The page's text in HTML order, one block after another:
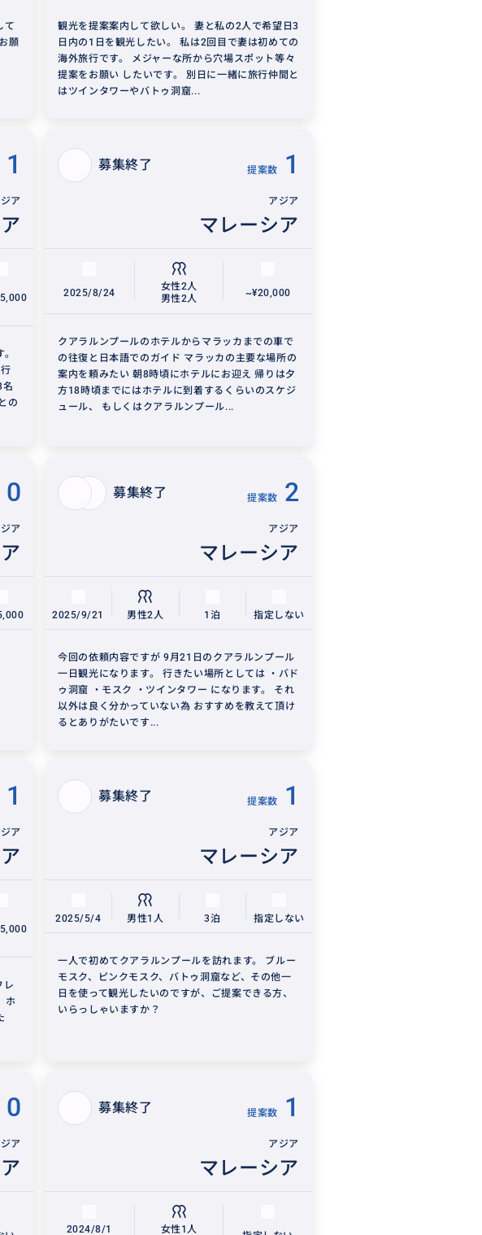
て
願
観光を提案案内して欲しい。 妻と私の2人で希望日3
日内の1日を観光したい。 私は2回目で妻は初めての
海外旅行です。 メジャーな所から穴場スポット等々
提案をお願い したいです。 別日に一緒に旅行仲間と
はツインタワーやバトゥ洞窟...
1
ア
名
の
募集終了 提案数 1
アジア
マレーシア
2025/8/24
女性2人
男性2人
~¥20,000
クアラルンプールのホテルからマラッカまでの車で
の往復と日本語でのガイド マラッカの主要な場所の
案内を頼みたい 朝8時頃にホテルにお迎え 帰りは夕
方18時頃までにはホテルに到着するくらいのスケジ
ュール、 もしくはクアラルンプール...
0
ア
募集終了 提案数 2
アジア
マレーシア
2025/9/21 男性2人 1泊 指定しない
今回の依頼内容ですが 9月21日のクアラルンプール
一日観光になります。 行きたい場所としては ・バド
ゥ洞窟 ・モスク ・ツインタワー になります。 それ
以外は良く分かっていない為 おすすめを教えて頂け
るとありがたいです...
1
ア
レ
ホ
募集終了 提案数 1
アジア
マレーシア
2025/5/4 男性1人 3泊 指定しない
一人で初めてクアラルンプールを訪れます。 ブルー
モスク、ピンクモスク、バトゥ洞窟など、その他一
日を使って観光したいのですが、ご提案できる方、
いらっしゃいますか？
0
ア
募集終了 提案数 1
アジア
マレーシア
2024/8/1 女性1人